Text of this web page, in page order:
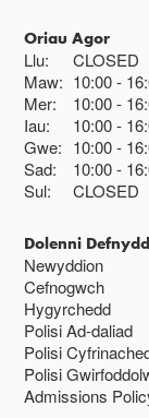
Oriau Agor
Llu:
CLOSED
Maw: 10:00
Mer:
10:00
Iau:
10:00
Gwe: 10:00
Sad:
10:00
Sul:
CLOSED
Dolenni
Newyddion
Cefnogwch
Hygyrchedd
Polisi Ad-daliad
Polisi
Polisi
Admissions